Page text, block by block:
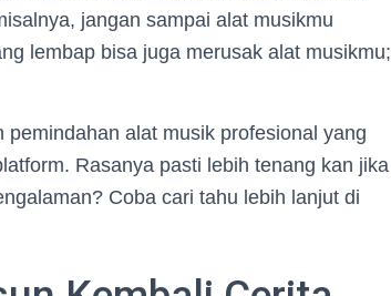
jangan sampai alat musikmu
lembap bisa juga merusak alat musikmu;
alat musik profesional yang
Rasanya pasti lebih tenang kan jika
Coba cari tahu lebih lanjut di